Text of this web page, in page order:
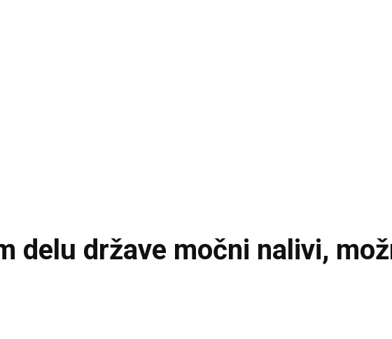
delu države močni nalivi,